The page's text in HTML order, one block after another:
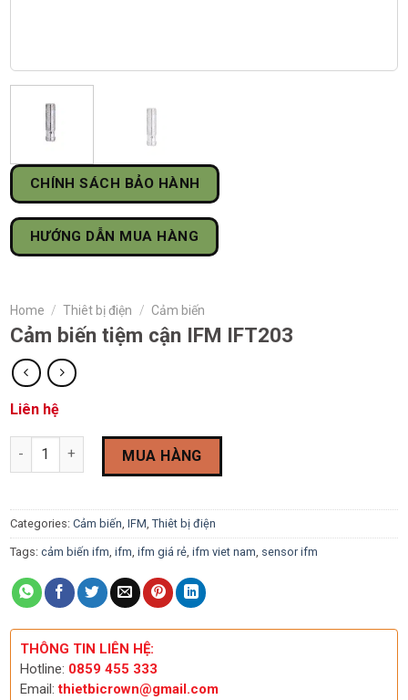
CHÍNH SÁCH BẢO HÀNH
HƯỚNG DẪN MUA HÀNG
Home / Thiêt bị điện / Cảm biến
Cảm biến tiệm cận IFM IFT203
Liên hệ
Cảm biến tiệm cận IFM IFT203 quantity
MUA HÀNG
Categories: Cảm biến, IFM, Thiêt bị điện
Tags: cảm biến ifm, ifm, ifm giá rẻ, ifm viet nam, sensor ifm
THÔNG TIN LIÊN HỆ:
Hotline: 0859 455 333
Email:thietbicrown@gmail.com